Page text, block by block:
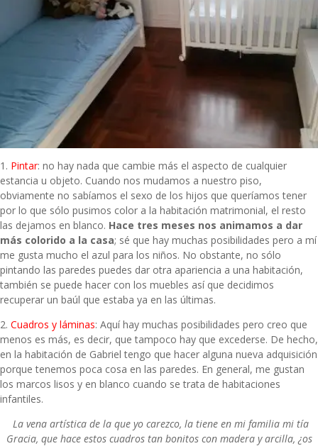
1. Pintar: no hay nada que cambie más el aspecto de cualquier
estancia u objeto. Cuando nos mudamos a nuestro piso,
obviamente no sabíamos el sexo de los hijos que queríamos tener
por lo que sólo pusimos color a la habitación matrimonial, el resto
las dejamos en blanco. Hace tres meses nos animamos a dar
más colorido a la casa; sé que hay muchas posibilidades pero a mí
me gusta mucho el azul para los niños. No obstante, no sólo
pintando las paredes puedes dar otra apariencia a una habitación,
también se puede hacer con los muebles así que decidimos
recuperar un baúl que estaba ya en las últimas.
2. Cuadros y láminas: Aquí hay muchas posibilidades pero creo que
menos es más, es decir, que tampoco hay que excederse. De hecho,
en la habitación de Gabriel tengo que hacer alguna nueva adquisición
porque tenemos poca cosa en las paredes. En general, me gustan
los marcos lisos y en blanco cuando se trata de habitaciones
infantiles.
La vena artística de la que yo carezco, la tiene en mi familia mi tía
Gracia, que hace estos cuadros tan bonitos con madera y arcilla, ¿os